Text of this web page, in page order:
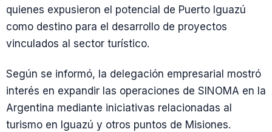
quienes expusieron el potencial de Puerto Iguazú
como destino para el desarrollo de proyectos
vinculados al sector turístico.
Según se informó, la delegación empresarial mostró
interés en expandir las operaciones de SINOMA en la
Argentina mediante iniciativas relacionadas al
turismo en Iguazú y otros puntos de Misiones.